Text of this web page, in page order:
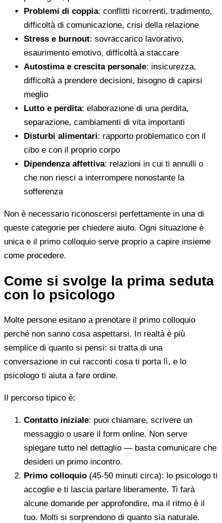
Problemi di coppia: conflitti ricorrenti, tradimento,
difficoltà di comunicazione, crisi della relazione
Stress e burnout: sovraccarico lavorativo,
esaurimento emotivo, difficoltà a staccare
Autostima e crescita personale: insicurezza,
difficoltà a prendere decisioni, bisogno di capirsi
meglio
Lutto e perdita: elaborazione di una perdita,
separazione, cambiamenti di vita importanti
Disturbi alimentari: rapporto problematico con il
cibo e con il proprio corpo
Dipendenza affettiva: relazioni in cui ti annulli o
che non riesci a interrompere nonostante la
sofferenza
Non è necessario riconoscersi perfettamente in una di
queste categorie per chiedere aiuto. Ogni situazione è
unica e il primo colloquio serve proprio a capire insieme
come procedere.
Come si svolge la prima seduta
con lo psicologo
Molte persone esitano a prenotare il primo colloquio
perché non sanno cosa aspettarsi. In realtà è più
semplice di quanto si pensi: si tratta di una
conversazione in cui racconti cosa ti porta lì, e lo
psicologo ti aiuta a fare ordine.
Il percorso tipico è:
Contatto iniziale: puoi chiamare, scrivere un
messaggio o usare il form online. Non serve
spiegare tutto nel dettaglio — basta comunicare che
desideri un primo incontro.
Primo colloquio (45-50 minuti circa): lo psicologo ti
accoglie e ti lascia parlare liberamente. Ti farà
alcune domande per approfondire, ma il ritmo è il
tuo. Molti si sorprendono di quanto sia naturale.